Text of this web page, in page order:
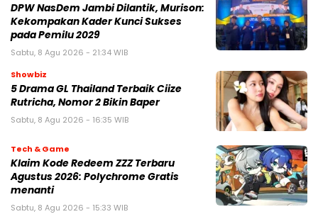
DPW NasDem Jambi Dilantik, Murison:
Kekompakan Kader Kunci Sukses
pada Pemilu 2029
Sabtu, 8 Agu 2026 - 21:34 WIB
Showbiz
5 Drama GL Thailand Terbaik Ciize
Rutricha, Nomor 2 Bikin Baper
Sabtu, 8 Agu 2026 - 16:35 WIB
Tech & Game
Klaim Kode Redeem ZZZ Terbaru
Agustus 2026: Polychrome Gratis
menanti
Sabtu, 8 Agu 2026 - 15:33 WIB